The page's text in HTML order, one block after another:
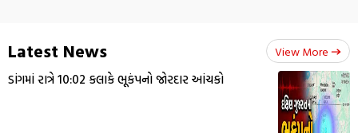
Latest News View More
ડાંગમાં રાત્રે 10:02 કલાકે ભૂકંપનો જોરદાર આંચકો